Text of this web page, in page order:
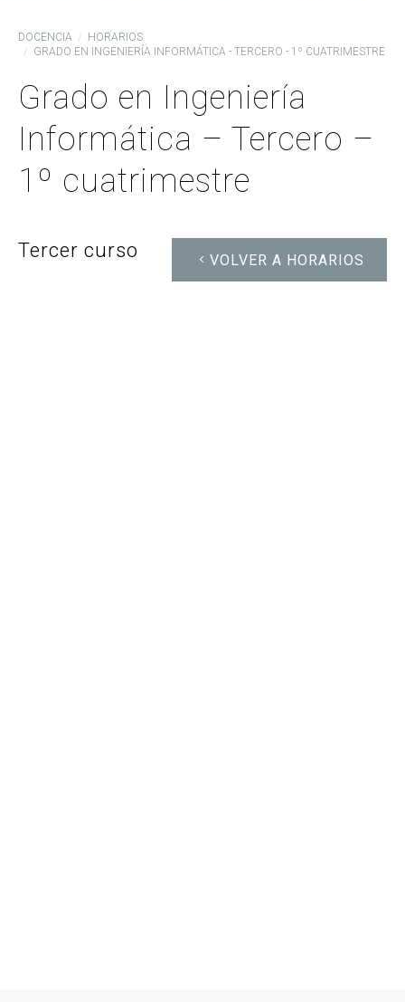
DOCENCIA
HORARIOS
GRADO EN INGENIERÍA INFORMÁTICA - TERCERO - 1º CUATRIMESTRE
Grado en Ingeniería
Informática – Tercero –
1º cuatrimestre
VOLVER A HORARIOS
Tercer curso